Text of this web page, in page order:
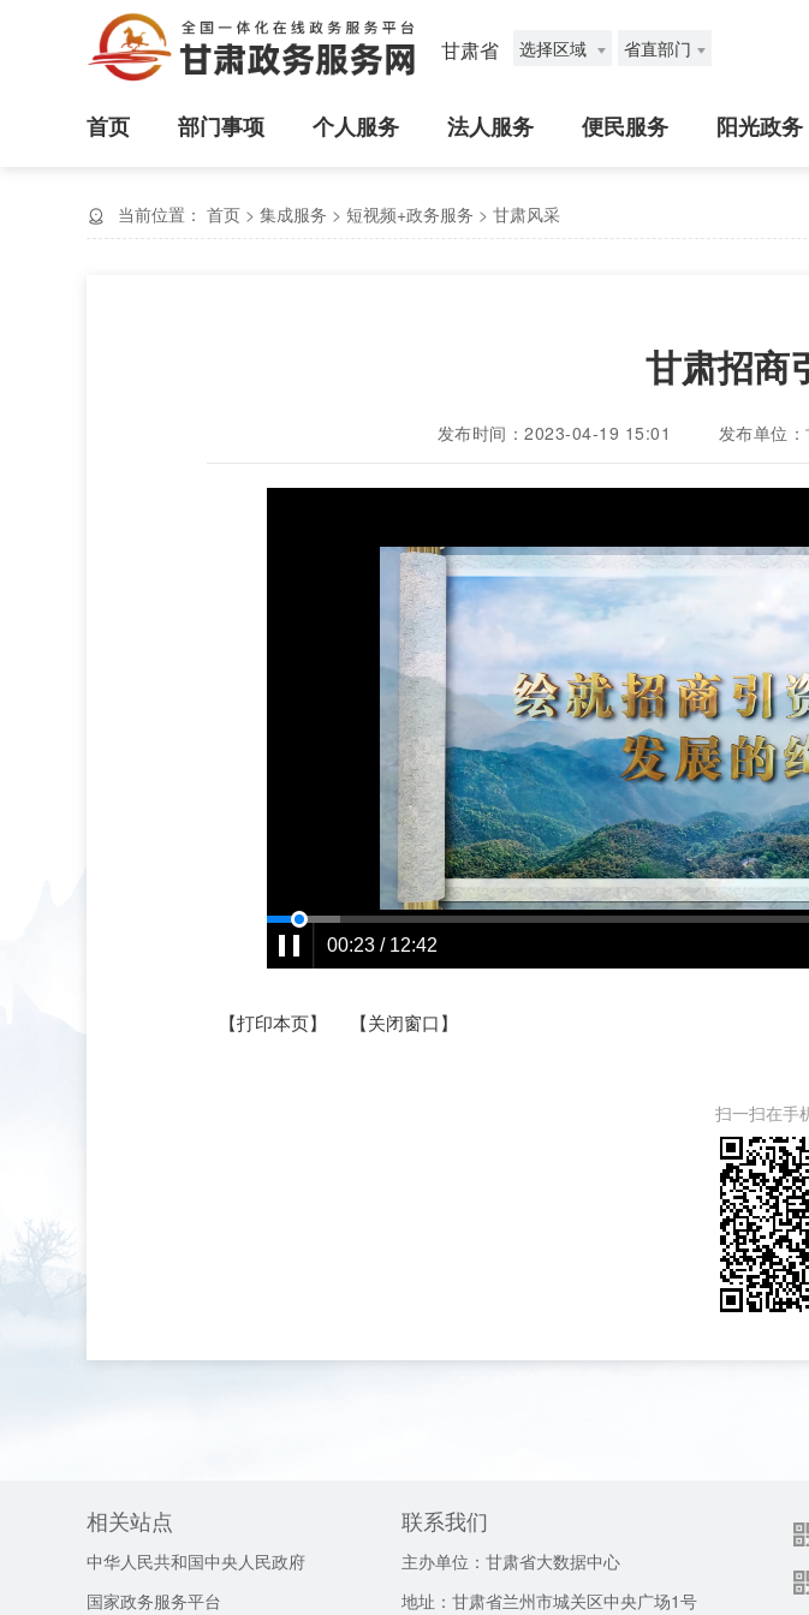
甘肃省 选择区域 省直部门
首页 部门事项 个人服务 法人服务 便民服务 阳光政务
当前位置： 首页 > 集成服务 > 短视频+政务服务 > 甘肃风采
甘肃招商
发布时间：2023-04-19 15:01 发布单位
00:23 / 12:42
【打印本页】 【关闭窗口】
扫一扫在手
相关站点
中华人民共和国中央人民政府
国家政务服务平台
联系我们
主办单位：甘肃省大数据中心
地址：甘肃省兰州市城关区中央广场1号